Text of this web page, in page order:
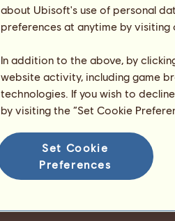
about Ubisoft's use of personal
preferences at anytime by
In addition to the above, by
website activity, including game
technologies. If you wish to
by visiting the “Set Cookie
Set Cookie
Preferences